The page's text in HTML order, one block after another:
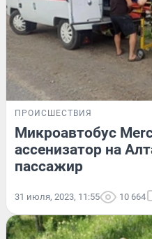
ПРОИСШЕСТВИЯ
Микроавтобус
ассенизатор на
пассажир
31 июля, 2023, 11:55 10 664